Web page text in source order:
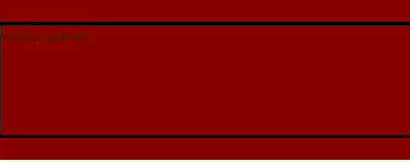
Veuillez patienter...